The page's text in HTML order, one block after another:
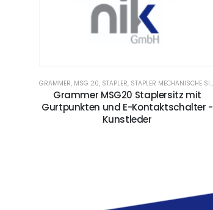
GRAMMER, MSG 20, STAPLER, STAPLER MECHANISCHE SITZE
Grammer MSG20 Staplersitz mit
Gurtpunkten und E-Kontaktschalter -
Kunstleder